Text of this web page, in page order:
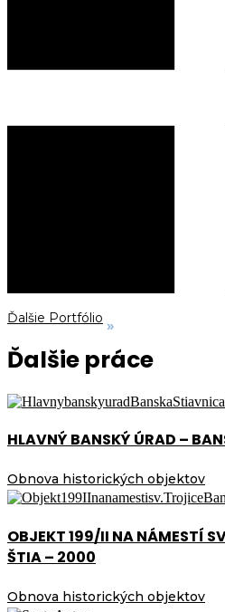
Ďalšie Portfólio
Ďalšie práce
HLAVNÝ BANSKÝ ÚRAD –
Obnova historických objektov
OBJEKT 199/II NA NÁMESTÍ
ŠTIA – 2000
Obnova historických objektov